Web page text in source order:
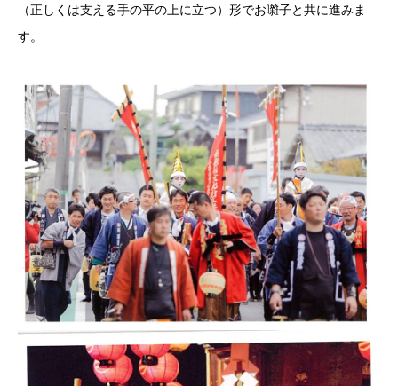
（正しくは支える手の平の上に立つ）形でお囃子と共に進みま
す。